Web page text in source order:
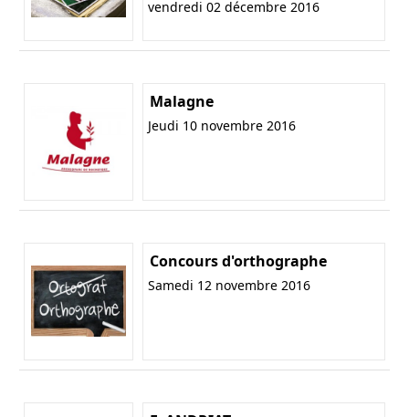
vendredi 02 décembre 2016
Malagne
Jeudi 10 novembre 2016
Concours d'orthographe
Samedi 12 novembre 2016